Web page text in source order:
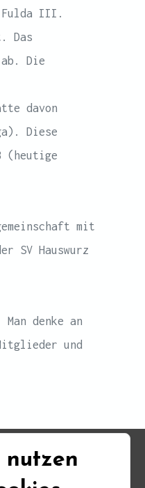
Fulda III.
Das
Die
davon
Diese
(heutige
mit
SV Hauswurz
denke an
und
nutzen